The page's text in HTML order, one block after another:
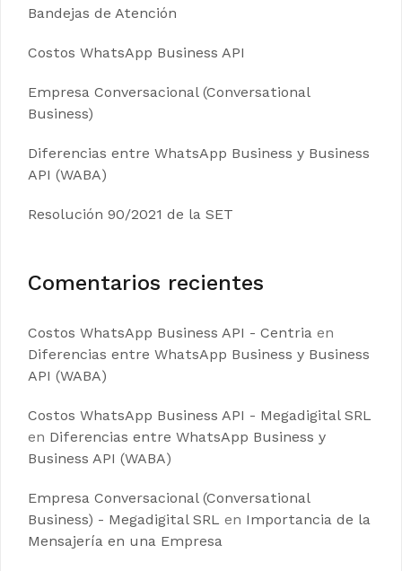
Bandejas de Atención
Costos WhatsApp Business API
Empresa Conversacional (Conversational
Business)
Diferencias entre WhatsApp Business y Business
API (WABA)
Resolución 90/2021 de la SET
Comentarios recientes
Costos WhatsApp Business API - Centria en
Diferencias entre WhatsApp Business y Business
API (WABA)
Costos WhatsApp Business API - Megadigital SRL
en Diferencias entre WhatsApp Business y
Business API (WABA)
Empresa Conversacional (Conversational
Business) - Megadigital SRL en Importancia de la
Mensajería en una Empresa